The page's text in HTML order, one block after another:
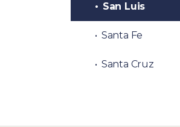
San Luis
Santa Fe
Santa Cruz